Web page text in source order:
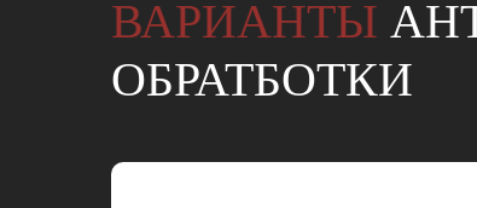
ВАРИАНТЫ
ОБРАТБОТКИ